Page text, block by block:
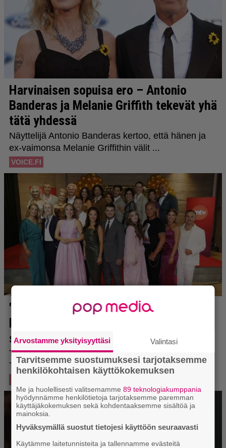
Arvostamme yksityisyyttäsi Valintasi
Tarvitsemme suostumuksesi tarjotaksemme
henkilökohtaisen käyttökokemuksen
Me ja huolellisesti valitsemamme89 teknologiakumppania
hyödynnämme henkilötietoja tarjotaksemme paremman
käyttäjäkokemuksen sekä kohdentaaksemme sisältöä ja
mainoksia.
Hyväksymällä suostut tietojesi käyttöön seuraavasti
Käytämme laitetunnisteita ja tallennamme evästeitä